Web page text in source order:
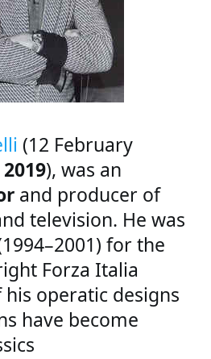
2019
and producer of
television. He was
for the
Forza Italia
operatic designs
have become